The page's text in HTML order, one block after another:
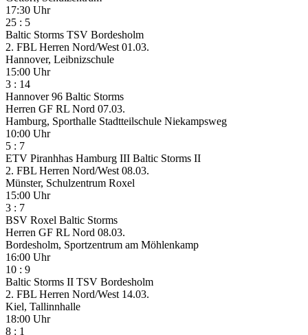
17:30 Uhr
25 : 5
Baltic Storms TSV Bordesholm
2. FBL Herren Nord/West 01.03.
Hannover, Leibnizschule
15:00 Uhr
3 : 14
Hannover 96 Baltic Storms
Herren GF RL Nord 07.03.
Hamburg, Sporthalle Stadtteilschule Niekampsweg
10:00 Uhr
5 : 7
ETV Piranhhas Hamburg III Baltic Storms II
2. FBL Herren Nord/West 08.03.
Münster, Schulzentrum Roxel
15:00 Uhr
3 : 7
BSV Roxel Baltic Storms
Herren GF RL Nord 08.03.
Bordesholm, Sportzentrum am Möhlenkamp
16:00 Uhr
10 : 9
Baltic Storms II TSV Bordesholm
2. FBL Herren Nord/West 14.03.
Kiel, Tallinnhalle
18:00 Uhr
8 : 1